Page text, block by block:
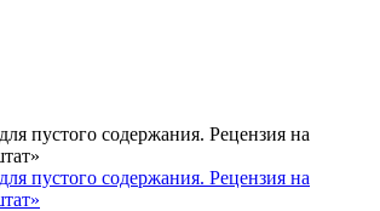
пустого содержания. Рецензия на
пустого содержания. Рецензия на